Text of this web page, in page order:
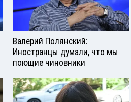
Валерий Полянский:
Иностранцы думали, что мы
поющие чиновники